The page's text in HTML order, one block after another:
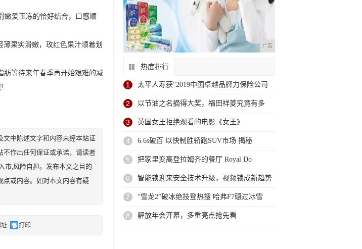
爱玉冻的恰好结合，口感顺
果实滑嫩，玫红色果汁顺着划
等待来年春季再开始艰难的减
文中陈述文字和内容未经本站证
不作出任何保证或承诺，请读者
市,风险自担。发布本文之目的
点或内容。如对本文内容有疑
打印
广告
热度排行
1 太平人寿获“2019中国卓越品牌力保险公司
2 以节油之名摘得大奖，福田祥菱究竟有多
强？
3 英国女王拒绝观看的电影《女王》
4 6.6s破百 以快制胜轿跑SUV市场 揭秘
5 把家里变高登拉姆齐的餐厅 Royal Do
6 智能锁迎来安全技术升级，视频锁成新趋势
7 “雪龙2”破冰绝技登热搜 哈弗F7碾过冰雪
8 解放年会开幕，多重亮点抢先看